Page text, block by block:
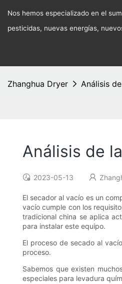
Nos hemos especializado en el
pesticidas, nuevas energías,
Zhanghua Dryer Análisis
Análisis de
2023-05-13
El secador al vacío es un
vacío cumple con los
tradicional china se aplica
para instalar este equipo.
El proceso de secado al
proceso.
Sabemos que existen
especiales para levadura